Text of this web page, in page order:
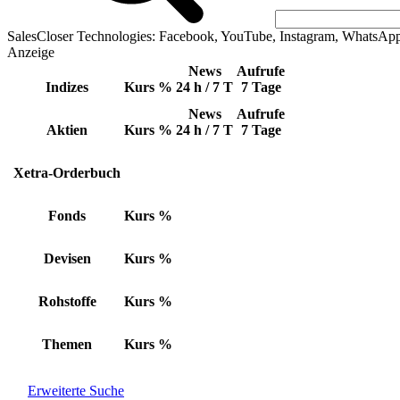
SalesCloser Technologies: Facebook, YouTube, Instagram,
Anzeige
Indizes Kurs %
News
24 h / 7 T
Aufrufe
7 Tage
Aktien Kurs %
News
24 h / 7 T
Aufrufe
7 Tage
Xetra-Orderbuch
Fonds Kurs %
Devisen Kurs %
Rohstoffe Kurs %
Themen Kurs %
Erweiterte Suche